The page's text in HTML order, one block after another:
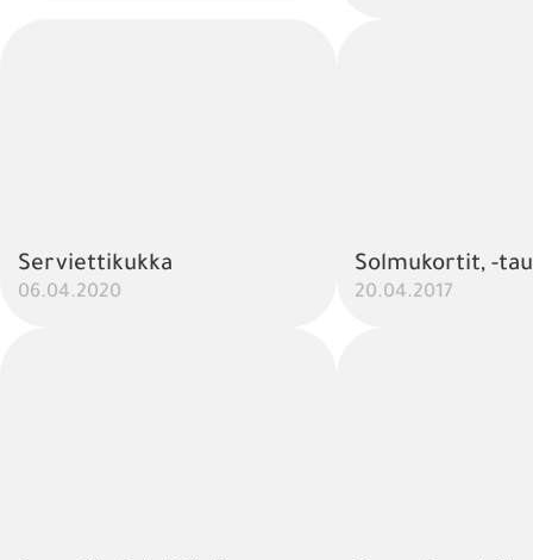
Serviettikukka
06.04.2020
Solmukortit, -
20.04.2017